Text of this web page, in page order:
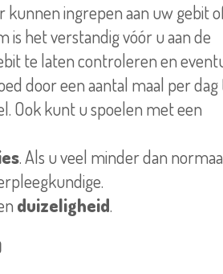
ingrepen aan uw gebit
het verstandig vóór u aan de
te laten controleren en
door een aantal maal per dag
Ook kunt u spoelen met een
. Als u veel minder dan
duizeligheid.